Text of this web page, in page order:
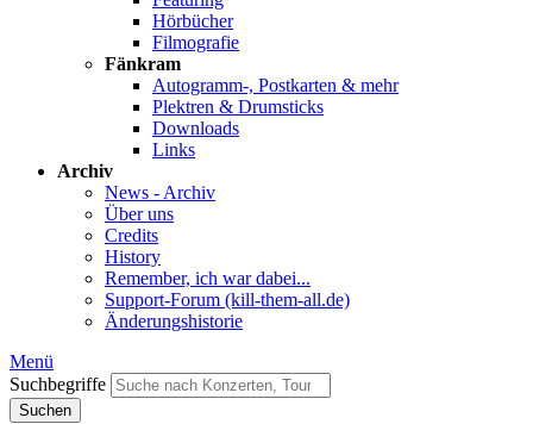
Hörbücher
Filmografie
Fänkram
Autogramm-, Postkarten & mehr
Plektren & Drumsticks
Downloads
Links
Archiv
News - Archiv
Über uns
Credits
History
Remember, ich war dabei...
Support-Forum (kill-them-all.de)
Änderungshistorie
Menü
Suchbegriffe
Suchen